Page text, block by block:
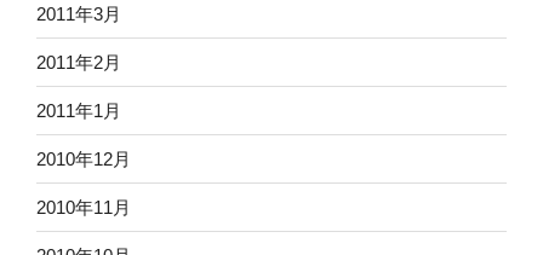
2011年3月
2011年2月
2011年1月
2010年12月
2010年11月